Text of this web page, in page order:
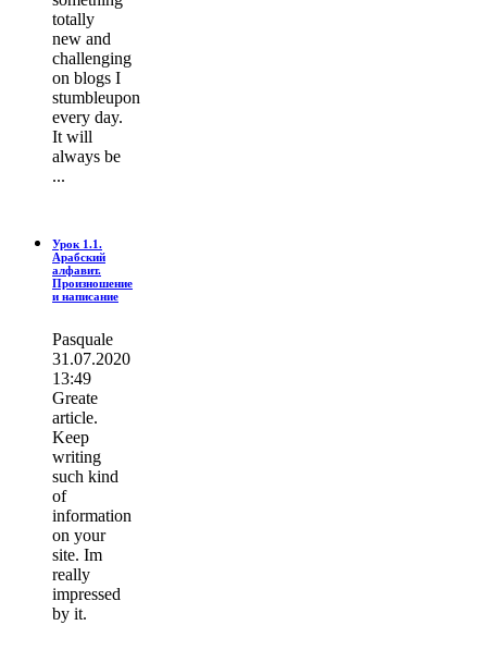
totally
new and
challenging
on blogs I
stumbleupon
every day.
It wіll
always be
...
Урок 1.1.
Арабский
алфавит.
Произношение
и написание
Pasquale
31.07.2020
13:49
Greate
article.
Keep
writing
such kind
of
information
on your
site. Im
really
impressed
by it.